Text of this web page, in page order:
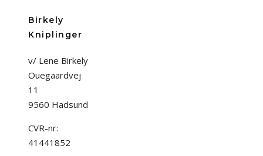
Birkely
Kniplinger
v/ Lene Birkely
Ouegaardvej
11
9560 Hadsund
CVR-nr:
41441852